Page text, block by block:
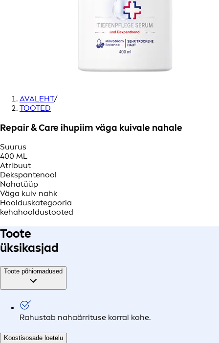
AVALEHT/
TOOTED
Repair & Care ihupiim väga kuivale nahale
Suurus
400 ML
Atribuut
Dekspantenool
Nahatüüp
Väga kuiv nahk
Hoolduskategooria
kehahooldustooted
Toote
üksikasjad
Toote põhiomadused
Rahustab nahaärrituse korral kohe.
Koostisosade loetelu